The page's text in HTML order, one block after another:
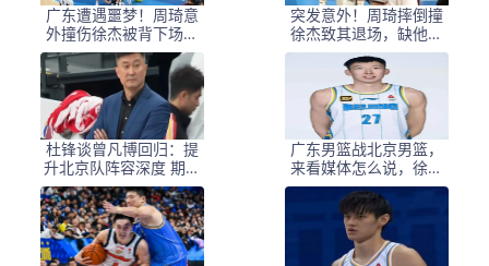
广东遭遇噩梦！周琦意
外撞伤徐杰被背下场，
伤情或致球队进攻陷入
困境
突发意外！周琦摔倒撞
徐杰致其退场，缺他广
东队后续比赛或添乱
杜锋谈曾凡博回归：提
升北京队阵容深度 期待
他远离伤病助力国家队
广东男篮战北京男篮，
来看媒体怎么说，徐杰
赵睿差距